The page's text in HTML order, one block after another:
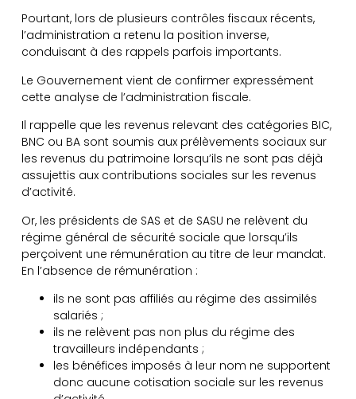
Pourtant, lors de plusieurs contrôles fiscaux récents,
l’administration a retenu la position inverse,
conduisant à des rappels parfois importants.
Le Gouvernement vient de confirmer expressément
cette analyse de l’administration fiscale.
Il rappelle que les revenus relevant des catégories BIC,
BNC ou BA sont soumis aux prélèvements sociaux sur
les revenus du patrimoine lorsqu’ils ne sont pas déjà
assujettis aux contributions sociales sur les revenus
d’activité.
Or, les présidents de SAS et de SASU ne relèvent du
régime général de sécurité sociale que lorsqu’ils
perçoivent une rémunération au titre de leur mandat.
En l’absence de rémunération :
ils ne sont pas affiliés au régime des assimilés
salariés ;
ils ne relèvent pas non plus du régime des
travailleurs indépendants ;
les bénéfices imposés à leur nom ne supportent
donc aucune cotisation sociale sur les revenus